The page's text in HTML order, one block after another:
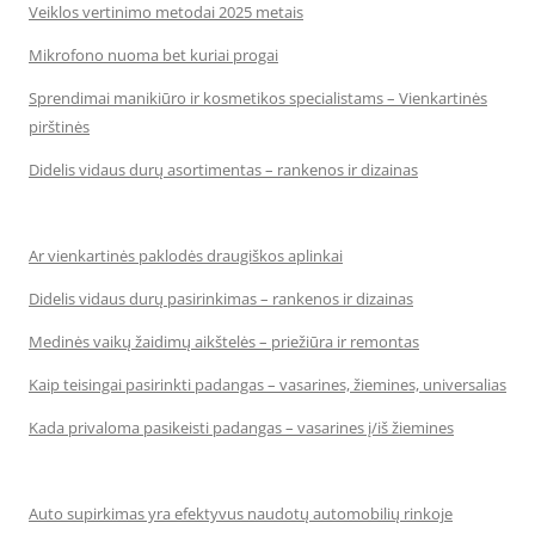
Veiklos vertinimo metodai 2025 metais
Mikrofono nuoma bet kuriai progai
Sprendimai manikiūro ir kosmetikos specialistams – Vienkartinės
pirštinės
Didelis vidaus durų asortimentas – rankenos ir dizainas
Ar vienkartinės paklodės draugiškos aplinkai
Didelis vidaus durų pasirinkimas – rankenos ir dizainas
Medinės vaikų žaidimų aikštelės – priežiūra ir remontas
Kaip teisingai pasirinkti padangas – vasarines, žiemines, universalias
Kada privaloma pasikeisti padangas – vasarines į/iš žiemines
Auto supirkimas yra efektyvus naudotų automobilių rinkoje